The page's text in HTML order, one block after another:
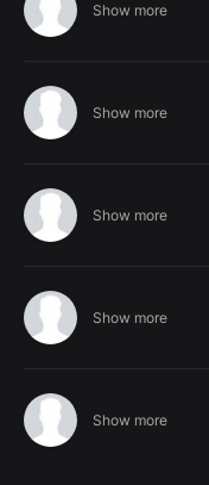
Show more
Show more
Show more
Show more
Show more